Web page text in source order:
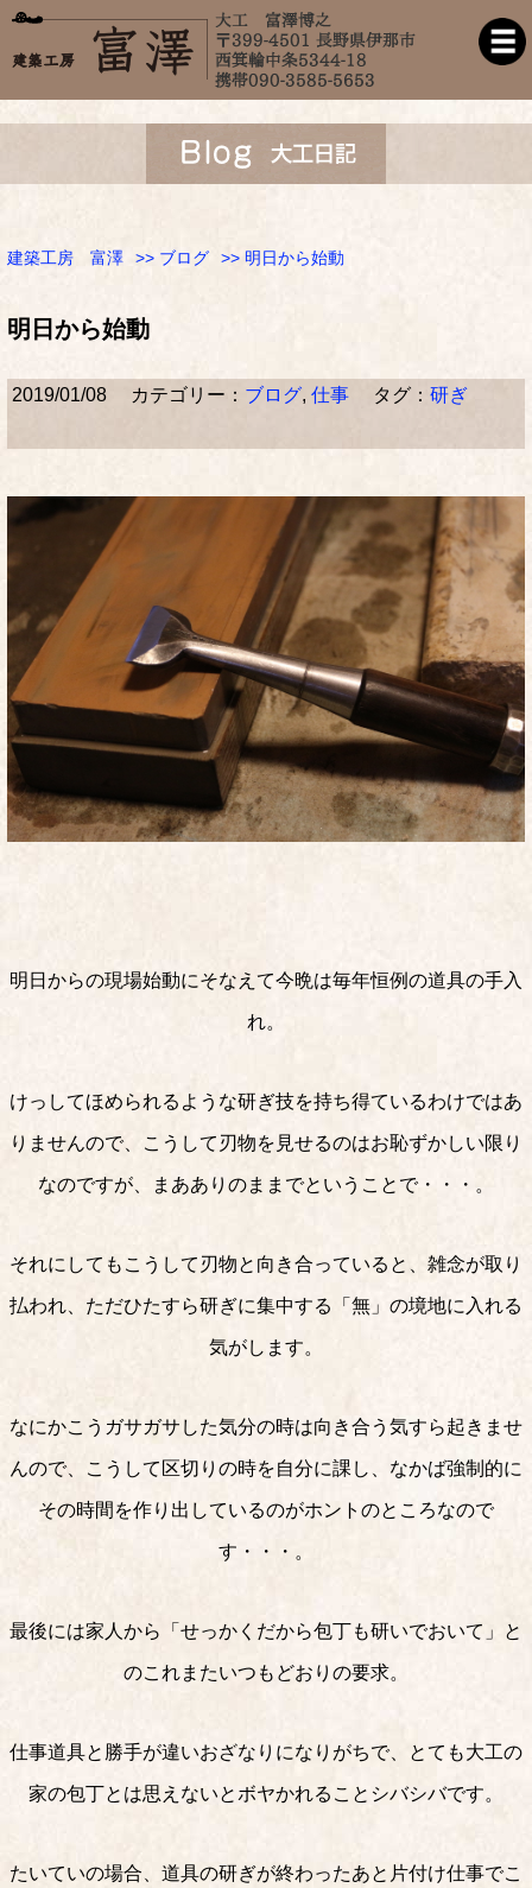
建築工房 富澤 >> ブログ >> 明日から始動
明日から始動
2019/01/08 カテゴリー： ブログ, 仕事 タグ： 研ぎ
明日からの現場始動にそなえて今晩は毎年恒例の道具の手入
れ。
けっしてほめられるような研ぎ技を持ち得ているわけではあ
りませんので、こうして刃物を見せるのはお恥ずかしい限り
なのですが、まあありのままでということで・・・。
それにしてもこうして刃物と向き合っていると、雑念が取り
払われ、ただひたすら研ぎに集中する「無」の境地に入れる
気がします。
なにかこうガサガサした気分の時は向き合う気すら起きませ
んので、こうして区切りの時を自分に課し、なかば強制的に
その時間を作り出しているのがホントのところなので
す・・・。
最後には家人から「せっかくだから包丁も研いでおいて」と
のこれまたいつもどおりの要求。
仕事道具と勝手が違いおざなりになりがちで、とても大工の
家の包丁とは思えないとボヤかれることシバシバです。
たいていの場合、道具の研ぎが終わったあと片付け仕事でこ